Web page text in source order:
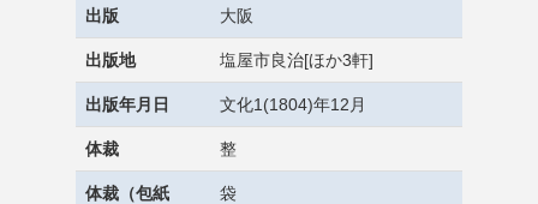
出版 大阪
出版地 塩屋市良治[ほか3軒]
出版年月日 文化1(1804)年12月
体裁 整
体裁（包紙
袋